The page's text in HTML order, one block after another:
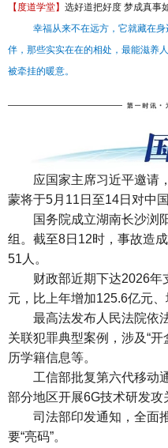
【度道学堂】 选好道把好度 梦成真事
幸福从来不在远方，它就藏在
伴，那些实实在在的相处，最能滋养
被牵挂的暖意。
应国家主席习近平邀请，
蒙将于5月11日至14日对中
国务院成立湖南长沙浏阳
组。截至8日12时，事故造
51人。
财政部近期下达2026年
元，比上年增加125.6亿元、
最高法发布人民法院依法
关联犯罪典型案例，涉及“
历学籍信息等。
工信部批复第六代移动通
部分地区开展6G技术研发攻
司法部印发通知，全面推
要“亮码”。